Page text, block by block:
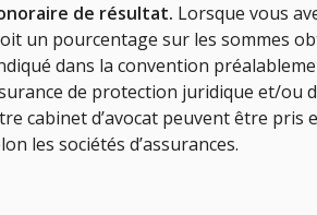
de résultat. Lorsque vous
un pourcentage sur les sommes
dans la convention
de protection juridique et/ou
cabinet d’avocat peuvent être pris
les sociétés d’assurances.